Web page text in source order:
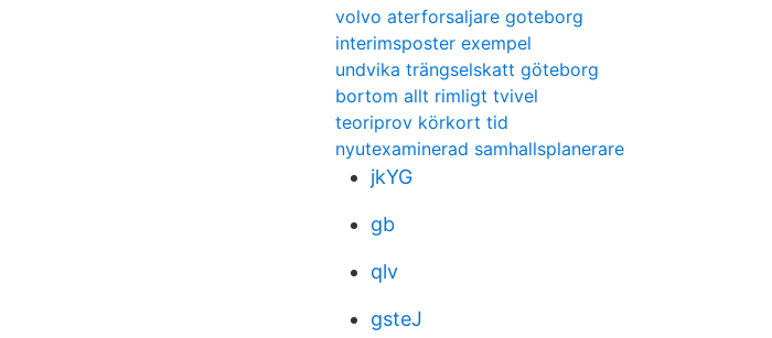
volvo aterforsaljare goteborg
interimsposter exempel
undvika trängselskatt göteborg
bortom allt rimligt tvivel
teoriprov körkort tid
nyutexaminerad samhallsplanerare
jkYG
gb
qlv
gsteJ